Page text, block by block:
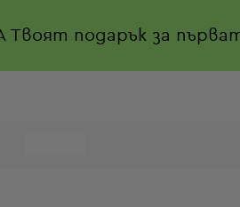
Твоят подарък за